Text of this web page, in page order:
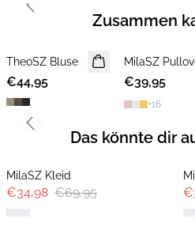
Zusammen
NEUHEIT
TheoSZ Bluse
€44,95
NEUHEIT
2 FOR €65
MilaSZ
€39,95
+16
Previous slide
Das könnte dir
MilaSZ Kleid
€34,98 €69,95
-
Previous slide